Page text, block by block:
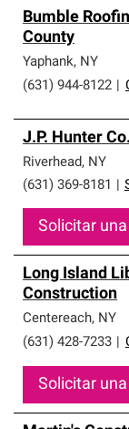
Bumble
County
Yaphank, NY
(631) 944-8122
J.P. Hunter
Riverhead, NY
(631) 369-8181
Solicitar
Long Island
Construction
Centereach, NY
(631) 428-7233
Solicitar